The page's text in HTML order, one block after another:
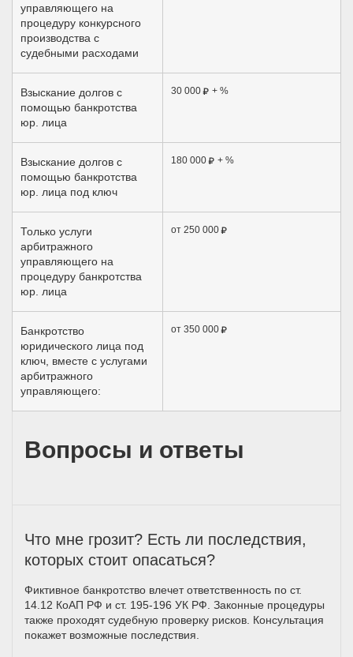
управляющего на
процедуру конкурсного
производства с
судебными расходами
Взыскание долгов с
помощью банкротства
юр. лица
30 000 + %
Взыскание долгов с
помощью банкротства
юр. лица под ключ
180 000 + %
Только услуги
арбитражного
управляющего на
процедуру банкротства
юр. лица
от 250 000
Банкротство
юридического лица под
ключ, вместе с услугами
арбитражного
управляющего:
от 350 000
Вопросы и ответы
Что мне грозит? Есть ли последствия,
которых стоит опасаться?
Фиктивное банкротство влечет ответственность по ст.
14.12 КоАП РФ и ст. 195-196 УК РФ. Законные процедуры
также проходят судебную проверку рисков. Консультация
покажет возможные последствия.